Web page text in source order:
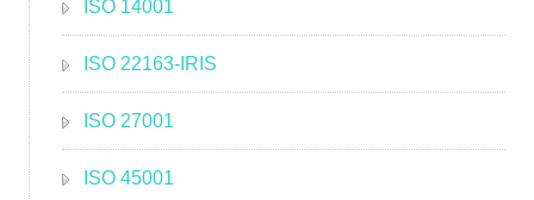
ISO 14001
ISO 22163-IRIS
ISO 27001
ISO 45001